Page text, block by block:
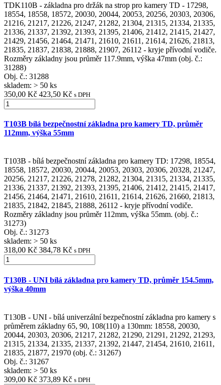
TDK110B - základna pro držák na strop pro kamery TD - 17298,
18554, 18558, 18572, 20030, 20044, 20053, 20256, 20303, 20306,
21216, 21217, 21226, 21247, 21282, 21304, 21315, 21334, 21335,
21336, 21337, 21392, 21393, 21395, 21406, 21412, 21415, 21427,
21429, 21456, 21464, 21471, 21610, 21611, 21614, 21626, 21813,
21835, 21837, 21838, 21888, 21907, 26112 - kryje přívodní vodiče.
Rozměry základny jsou průměr 117.9mm, výška 47mm (obj. č.:
31288)
Obj. č.: 31288
skladem: > 50 ks
350,00 Kč 423,50 Kč s DPH
T103B bílá bezpečnostní základna pro kamery TD, průměr
112mm, výška 55mm
T103B - bílá bezpečnostní základna pro kamery TD: 17298, 18554,
18558, 18572, 20030, 20044, 20053, 20303, 20306, 20328, 21247,
20256, 21217, 21226, 21278, 21282, 21304, 21315, 21334, 21335,
21336, 21337, 21392, 21393, 21395, 21406, 21412, 21415, 21417,
21456, 21464, 21471, 21610, 21611, 21614, 21626, 21660, 21813,
21835, 21842, 21845, 21888, 26112 - kryje přívodní vodiče.
Rozměry základny jsou průměr 112mm, výška 55mm. (obj. č.:
31273)
Obj. č.: 31273
skladem: > 50 ks
318,00 Kč 384,78 Kč s DPH
T130B - UNI bílá základna pro kamery TD, průměr 154.5mm,
výška 40mm
T130B - UNI - bílá univerzální bezpečnostní základna pro kamery s
průměrem základny 65, 90, 108(110) a 130mm: 18558, 20030,
20044, 20303, 20306, 21217, 21282, 21290, 21291, 21292, 21293,
21315, 21334, 21335, 21337, 21392, 21447, 21454, 21610, 21611,
21835, 21877, 21970 (obj. č.: 31267)
Obj. č.: 31267
skladem: > 50 ks
309,00 Kč 373,89 Kč s DPH